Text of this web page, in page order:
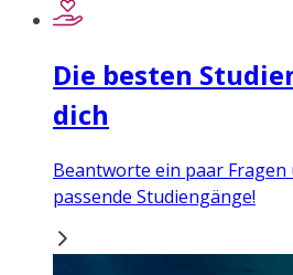
Die besten
dich
Beantworte ein paar
passende Studiengänge!